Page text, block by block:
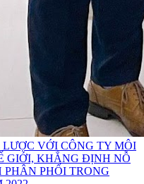
VỚI CÔNG TY MÔI
GIỚI, KHẲNG ĐỊNH NỖ
PHỐI TRONG